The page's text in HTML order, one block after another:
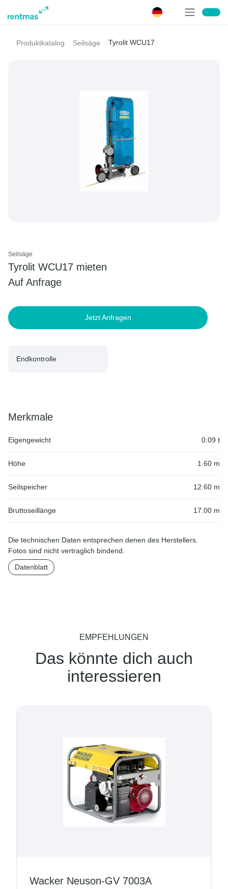
Produktkatalog Seilsäge Tyrolit WCU17
Seilsäge
Tyrolit WCU17 mieten
Auf Anfrage
Jetzt Anfragen
Endkontrolle
Merkmale
Eigengewicht 0.09 t
Höhe 1.60 m
Seilspeicher 12.60 m
Bruttoseillänge 17.00 m
Die technischen Daten entsprechen denen des Herstellers.
Fotos sind nicht vertraglich bindend.
Datenblatt
EMPFEHLUNGEN
Das könnte dich auch
interessieren
Wacker Neuson-GV 7003A